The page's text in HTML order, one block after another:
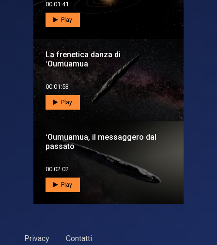
00:01:41
Play
La frenetica danza di
ʻOumuamua
00:01:53
Play
ʻOumuamua, il messaggero dal
passato
00:02:02
Play
Privacy Contatti